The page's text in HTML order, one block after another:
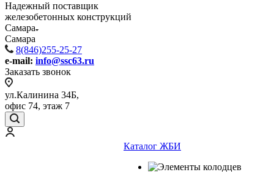
Надежный поставщик
железобетонных конструкций
Самара
Самара
8(846)255-25-27
e-mail: info@ssc63.ru
Заказать звонок
ул.Калинина 34Б,
офис 74, этаж 7
Каталог ЖБИ